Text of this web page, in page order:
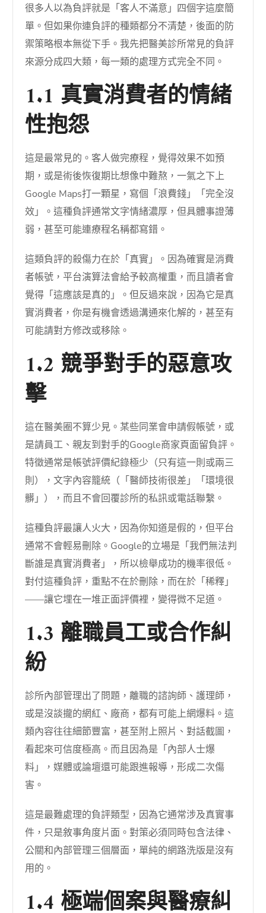
很多人以為負評就是「客人不滿意」四個字這麼簡
單。但如果你連負評的種類都分不清楚，後面的防
禦策略根本無從下手。我先把醫美診所常見的負評
來源分成四大類，每一類的處理方式完全不同。
1.1 真實消費者的情緒
性抱怨
這是最常見的。客人做完療程，覺得效果不如預
期，或是術後恢復期比想像中難熬，一氣之下上
Google Maps打一顆星，寫個「浪費錢」「完全沒
效」。這種負評通常文字情緒濃厚，但具體事證薄
弱，甚至可能連療程名稱都寫錯。
這類負評的殺傷力在於「真實」。因為確實是消費
者帳號，平台演算法會給予較高權重，而且讀者會
覺得「這應該是真的」。但反過來說，因為它是真
實消費者，你是有機會透過溝通來化解的，甚至有
可能請對方修改或移除。
1.2 競爭對手的惡意攻
擊
這在醫美圈不算少見。某些同業會申請假帳號，或
是請員工、親友到對手的Google商家頁面留負評。
特徵通常是帳號評價紀錄極少（只有這一則或兩三
則），文字內容籠統（「醫師技術很差」「環境很
髒」），而且不會回覆診所的私訊或電話聯繫。
這種負評最讓人火大，因為你知道是假的，但平台
通常不會輕易刪除。Google的立場是「我們無法判
斷誰是真實消費者」，所以檢舉成功的機率很低。
對付這種負評，重點不在於刪除，而在於「稀釋」
——讓它埋在一堆正面評價裡，變得微不足道。
1.3 離職員工或合作糾
紛
診所內部管理出了問題，離職的諮詢師、護理師，
或是沒談攏的網紅、廠商，都有可能上網爆料。這
類內容往往細節豐富，甚至附上照片、對話截圖，
看起來可信度極高。而且因為是「內部人士爆
料」，媒體或論壇還可能跟進報導，形成二次傷
害。
這是最難處理的負評類型，因為它通常涉及真實事
件，只是敘事角度片面。對策必須同時包含法律、
公關和內部管理三個層面，單純的網路洗版是沒有
用的。
1.4 極端個案與醫療糾